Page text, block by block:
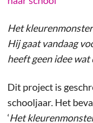
Het
Hij gaat vandaag
heeft geen idee
Dit project is
schooljaar. Het
‘Het